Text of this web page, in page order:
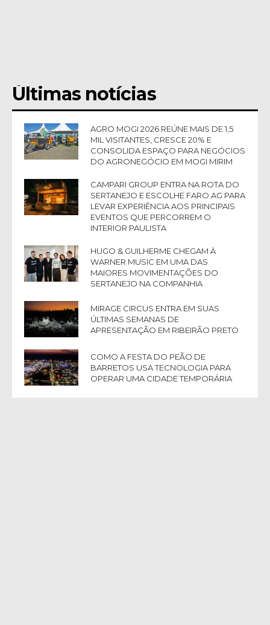
Últimas notícias
AGRO MOGI 2026 REÚNE MAIS DE 1,5
MIL VISITANTES, CRESCE 20% E
CONSOLIDA ESPAÇO PARA NEGÓCIOS
DO AGRONEGÓCIO EM MOGI MIRIM
CAMPARI GROUP ENTRA NA ROTA DO
SERTANEJO E ESCOLHE FARO.AG PARA
LEVAR EXPERIÊNCIA AOS PRINCIPAIS
EVENTOS QUE PERCORREM O
INTERIOR PAULISTA
HUGO & GUILHERME CHEGAM À
WARNER MUSIC EM UMA DAS
MAIORES MOVIMENTAÇÕES DO
SERTANEJO NA COMPANHIA
MIRAGE CIRCUS ENTRA EM SUAS
ÚLTIMAS SEMANAS DE
APRESENTAÇÃO EM RIBEIRÃO PRETO
COMO A FESTA DO PEÃO DE
BARRETOS USA TECNOLOGIA PARA
OPERAR UMA CIDADE TEMPORÁRIA